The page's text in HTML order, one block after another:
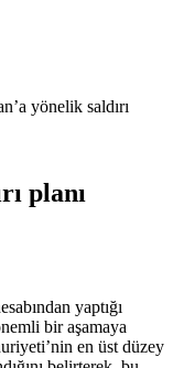
yönelik saldırı
planı
yaptığı
bir aşamaya
en üst düzey